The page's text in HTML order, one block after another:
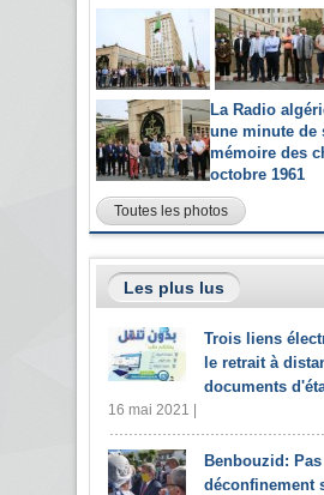
La Radio
une minute de
mémoire des
octobre 1961
Toutes les photos
Les plus lus
Trois liens
le retrait à
documents
16 mai 2021 |
Benbouzid:
déconfinement